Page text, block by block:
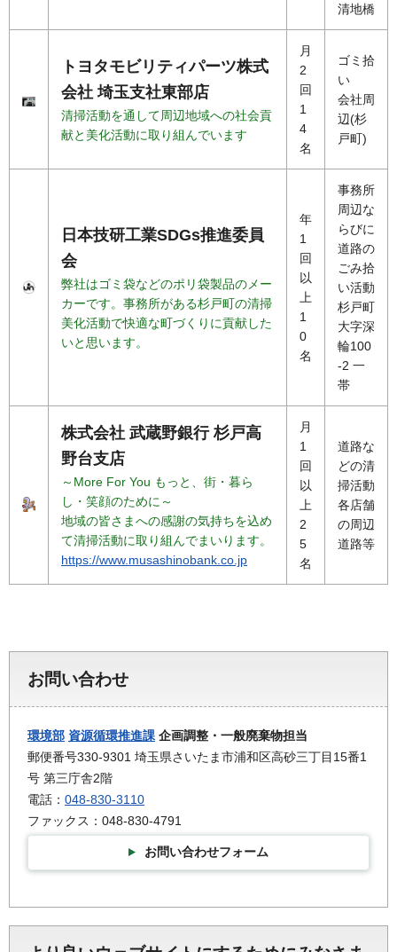
清地橋
トヨタモビリティパーツ株式
会社 埼玉支社東部店
清掃活動を通して周辺地域への社会貢
献と美化活動に取り組んでいます
月
2
回
1
4
名
ゴミ拾
い
会社周
辺(杉
戸町)
日本技研工業SDGs推進委員
会
弊社はゴミ袋などのポリ袋製品のメー
カーです。事務所がある杉戸町の清掃
美化活動で快適な町づくりに貢献した
いと思います。
年
1
回
以
上
1
0
名
事務所
周辺な
らびに
道路の
ごみ拾
い活動
杉戸町
大字深
輪100
-2 一
帯
株式会社 武蔵野銀行 杉戸高
野台支店
～More For You もっと、街・暮ら
し・笑顔のために～
地域の皆さまへの感謝の気持ちを込め
て清掃活動に取り組んでまいります。
https://www.musashinobank.co.jp
月
1
回
以
上
2
5
名
道路な
どの清
掃活動
各店舗
の周辺
道路等
お問い合わせ
環境部 資源循環推進課 企画調整・一般廃棄物担当
郵便番号330-9301 埼玉県さいたま市浦和区高砂三丁目15番1
号 第三庁舎2階
電話： 048-830-3110
ファックス：048-830-4791
お問い合わせフォーム